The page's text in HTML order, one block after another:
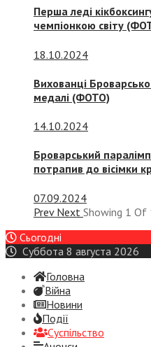
Перша леді
чемпіонкою світу
18.10.2024
Вихованці
медалі (ФОТО)
14.10.2024
Броварський
потрапив до вісімки
07.09.2024
Prev Next Showing 1 Of
Сьогодні
Суббота 8 августа 2026
Головна
Війна
Новини
Події
Суспiльство